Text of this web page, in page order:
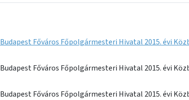
Budapest Főváros Főpolgármesteri Hivatal 2015. évi
Budapest Főváros Főpolgármesteri Hivatal 2015. évi
Budapest Főváros Főpolgármesteri Hivatal 2015. évi